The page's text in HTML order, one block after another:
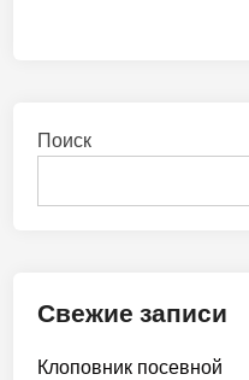
Поиск
Свежие записи
Клоповник посевной